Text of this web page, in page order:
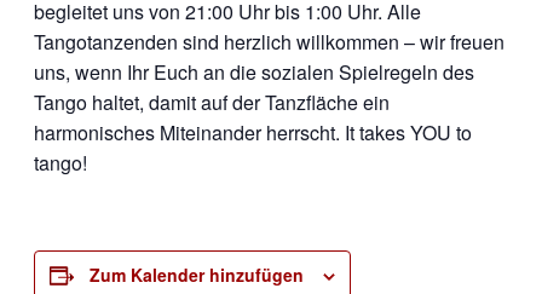
begleitet uns von 21:00 Uhr bis 1:00 Uhr. Alle
Tangotanzenden sind herzlich willkommen – wir freuen
uns, wenn Ihr Euch an die sozialen Spielregeln des
Tango haltet, damit auf der Tanzfläche ein
harmonisches Miteinander herrscht. It takes YOU to
tango!
Zum Kalender hinzufügen